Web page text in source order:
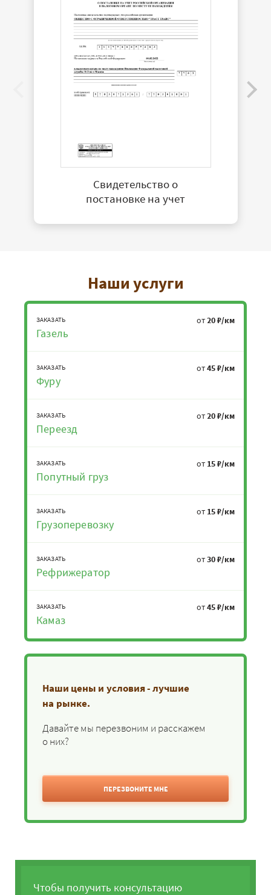
Свидетельство о
постановке на учет
Наши услуги
ЗАКАЗАТЬ
Газель
от20 ₽/км
ЗАКАЗАТЬ
Фуру
от45 ₽/км
ЗАКАЗАТЬ
Переезд
от20 ₽/км
ЗАКАЗАТЬ
Попутный груз
от 15 ₽/км
ЗАКАЗАТЬ
Грузоперевозку
от 15 ₽/км
ЗАКАЗАТЬ
Рефрижератор
от30 ₽/км
ЗАКАЗАТЬ
Камаз
от45 ₽/км
Наши цены и условия - лучшие
на рынке.
Давайте мы перезвоним и расскажем
о них?
ПЕРЕЗВОНИТЕ МНЕ
Чтобы получить консультацию